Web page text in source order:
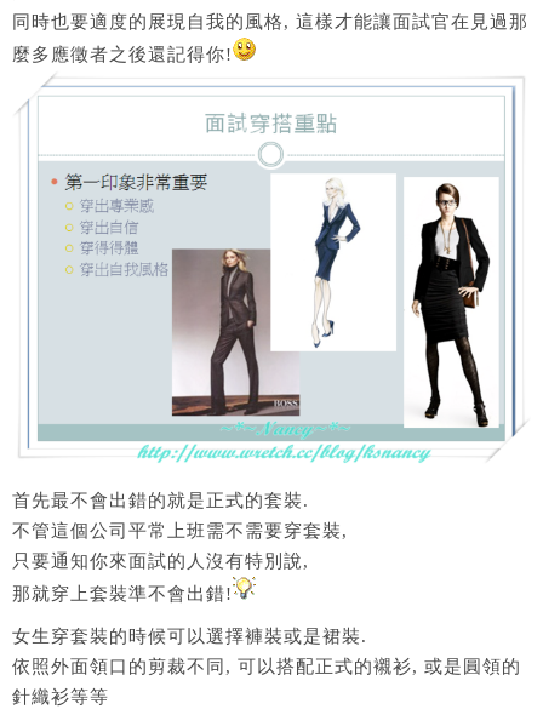
同時也要適度的展現自我的風格, 這樣才能讓面試官在見過那
麼多應徵者之後還記得你!
首先最不會出錯的就是正式的套裝.
不管這個公司平常上班需不需要穿套裝,
只要通知你來面試的人沒有特別說,
那就穿上套裝準不會出錯!
女生穿套裝的時候可以選擇褲裝或是裙裝.
依照外面領口的剪裁不同, 可以搭配正式的襯衫, 或是圓領的
針織衫等等